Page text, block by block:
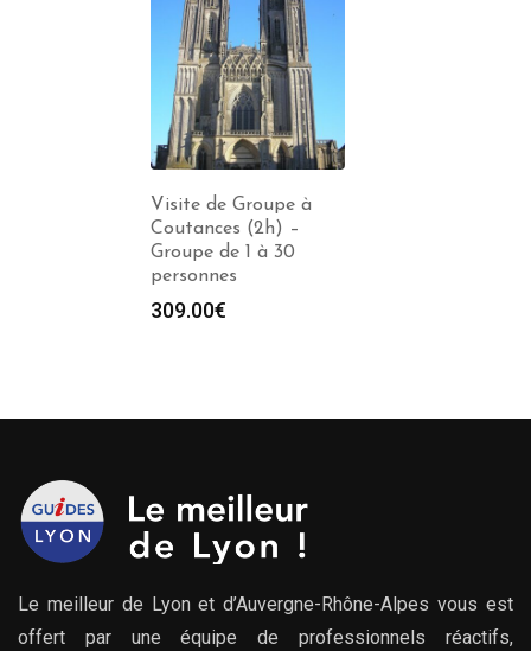
Visite de Groupe à
Coutances (2h) –
Groupe de 1 à 30
personnes
309.00€
Le meilleur de Lyon et d’Auvergne-Rhône-Alpes vous est
offert par une équipe de professionnels réactifs,